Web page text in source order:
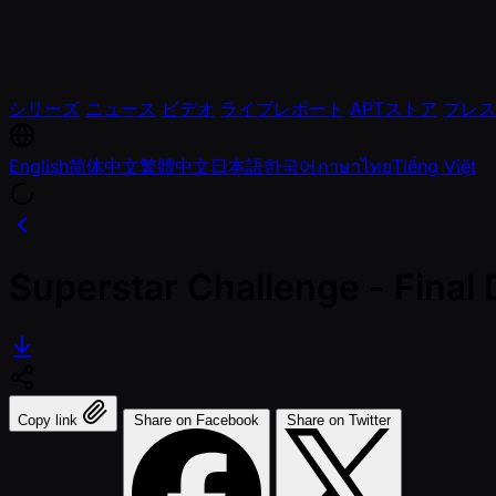
シリーズ ニュース ビデオ ライブレポート APTストア プレス
English简体中文繁體中文日本語한국어ภาษาไทยTiếng Việt
Copy link Share on Facebook Share on Twitter